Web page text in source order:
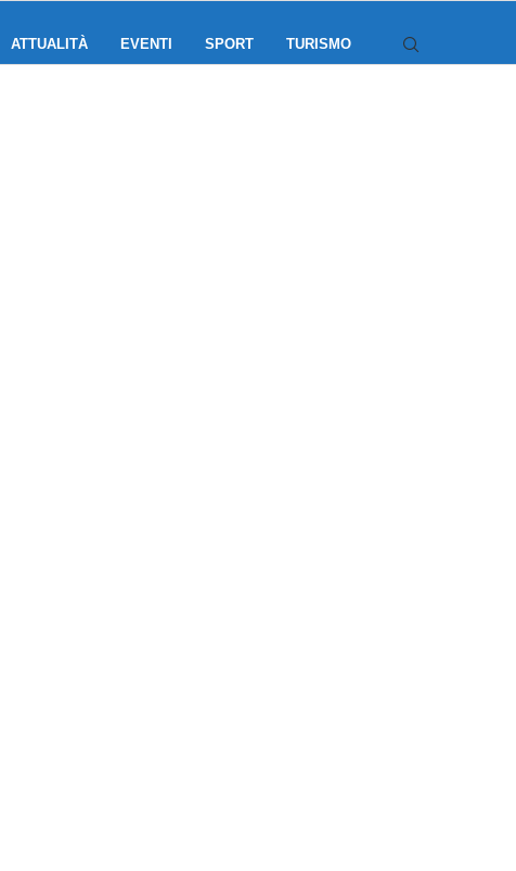
ATTUALITÀ EVENTI SPORT TURISMO